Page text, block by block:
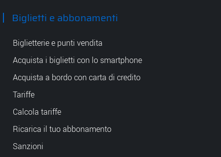
Biglietti e abbonamenti
Biglietterie e punti vendita
Acquista i biglietti con lo smartphone
Acquista a bordo con carta di credito
Tariffe
Calcola tariffe
Ricarica il tuo abbonamento
Sanzioni